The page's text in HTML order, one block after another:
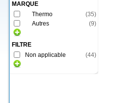
MARQUE
Thermo
(35)
Autres
(9)
FILTRE
Non applicable
(44)